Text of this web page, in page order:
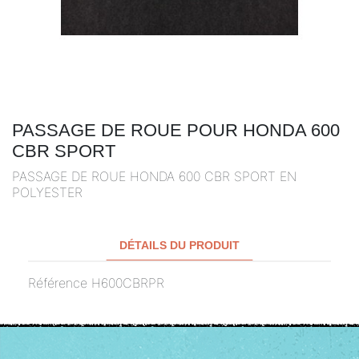
PASSAGE DE ROUE POUR HONDA 600
CBR SPORT
PASSAGE DE ROUE HONDA 600 CBR SPORT EN
POLYESTER
DÉTAILS DU PRODUIT
Référence H600CBRPR